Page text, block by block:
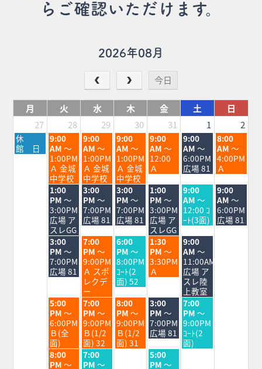
らご確認いただけます。
2026年08月
今日
月 火 水 木 金 土
日
27
28 29 30 31 1 2
月
曜
日,
休
館 日
火
曜
日,
7
月
28th
2026
9:00
AM ～
1:00PM
Ａ 金城
中学校
水
曜
日,
7
月
29th
2026
9:00
AM ～
1:00PM
Ａ 金城
中学校
木
曜
日,
7
月
30th
2026
9:00
AM ～
1:00PM
Ａ 金城
中学校
金
曜
日,
7
月
31st
2026
9:00
AM ～
12:00
Ａ
土
曜
日,
8
月
1st
2026
9:00
AM ～
6:00PM
広場 81
日
曜
日,
8
月
2nd
2026
8:00
AM ～
4:00PM
Ａ
火
曜
日,
7
月
28th
2026
1:00
PM ～
3:00PM
広場 ア
スレGG
水
曜
日,
7
月
29th
2026
3:00
PM ～
7:00PM
広場 81
木
曜
日,
7
月
30th
2026
3:00
PM ～
7:00PM
広場 81
金
曜
日,
7
月
31st
2026
1:00
PM ～
3:00PM
広場 ア
スレGG
土
曜
日,
8
月
1st
2026
9:00
AM ～
12:00 ｺ
ｰﾄ(3面)
日
曜
日,
8
月
9:00
AM ～
6:00PM
広場 81
火
曜
日,
7
月
2026
3:00
PM ～
7:00PM
広場 81
水
曜
日,
7
月
29th
2026
7:00
PM ～
9:00PM
Ａ スポ
レクデ
ー
木
曜
日,
7
月
30th
2026
6:00
PM ～
8:00PM
ｺｰﾄ(2
面) 52
金
曜
日,
7
月
2026
1:30
PM ～
3:30PM
Ａ
土
曜
日,
8
月
1st
2026
9:00
AM ～
11:00AM
広場 ア
スレ陸
上教室
火
曜
日,
7
月
28th
2026
5:00
PM ～
6:00PM
Ｂ(全
面)
水
曜
日,
7
月
29th
2026
7:00
PM ～
9:00PM
Ｂ(1/2
面) 32
木
曜
日,
7
月
30th
8:00
PM ～
9:00PM
Ｂ(1/2
面) 31
金
曜
日,
7
月
31st
2026
3:00
PM ～
7:00PM
広場 81
土
曜
日,
8
月
1st
7:00
PM ～
9:00PM
ｺｰﾄ(2
面)
火
曜
8:00
PM ～
水
曜
7:00
PM ～
金
曜
5:00
PM ～